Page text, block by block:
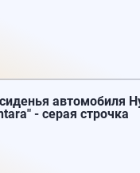
автомобиля
- серая строчка